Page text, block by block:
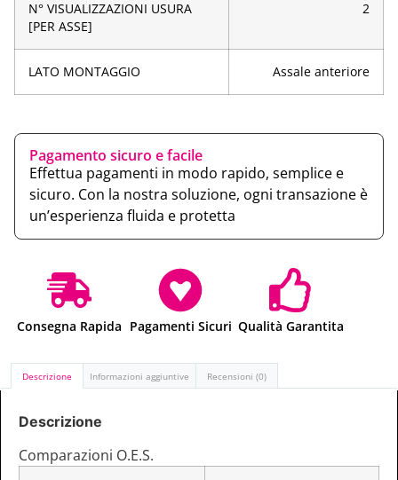
N° VISUALIZZAZIONI USURA
[PER ASSE]
2
LATO MONTAGGIO Assale anteriore
Pagamento sicuro e facile
Effettua pagamenti in modo rapido, semplice e
sicuro. Con la nostra soluzione, ogni transazione è
un’esperienza fluida e protetta
Consegna Rapida Pagamenti Sicuri Qualità Garantita
Descrizione Informazioni aggiuntive Recensioni (0)
Descrizione
Comparazioni O.E.S.